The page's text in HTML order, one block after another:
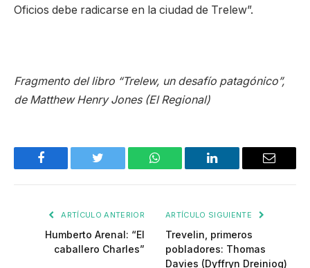
Oficios debe radicarse en la ciudad de Trelew”.
Fragmento del libro “Trelew, un desafío patagónico”,
de Matthew Henry Jones (El Regional)
Facebook Twitter WhatsApp LinkedIn Email
ARTÍCULO ANTERIOR
Humberto Arenal: “El
caballero Charles”
ARTÍCULO SIGUIENTE
Trevelin, primeros
pobladores: Thomas
Davies (Dyffryn Dreiniog)